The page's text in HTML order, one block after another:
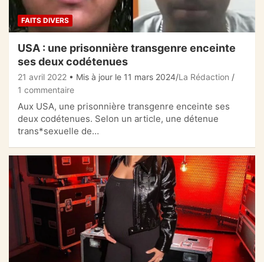
FAITS DIVERS
USA : une prisonnière transgenre enceinte
ses deux codétenues
21 avril 2022 • Mis à jour le 11 mars 2024 La Rédaction
1 commentaire
Aux USA, une prisonnière transgenre enceinte ses
deux codétenues. Selon un article, une détenue
trans*sexuelle de…